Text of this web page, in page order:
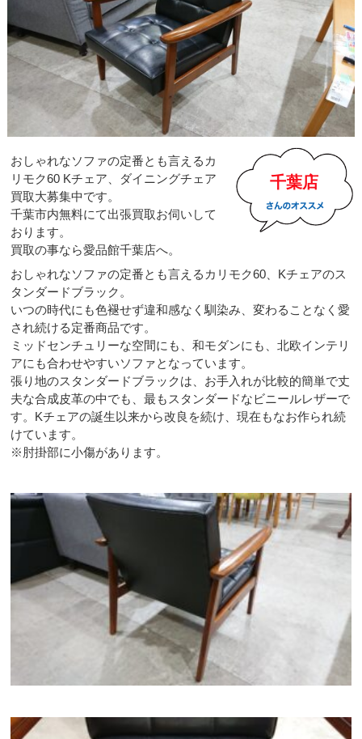
千葉店
おしゃれなソファの定番とも言えるカ
リモク60 Kチェア、ダイニングチェア
買取大募集中です。
千葉市内無料にて出張買取お伺いして
おります。
買取の事なら愛品館千葉店へ。
おしゃれなソファの定番とも言えるカリモク60、Kチェアのス
タンダードブラック。
いつの時代にも色褪せず違和感なく馴染み、変わることなく愛
され続ける定番商品です。
ミッドセンチュリーな空間にも、和モダンにも、北欧インテリ
アにも合わせやすいソファとなっています。
張り地のスタンダードブラックは、お手入れが比較的簡単で丈
夫な合成皮革の中でも、最もスタンダードなビニールレザーで
す。Kチェアの誕生以来から改良を続け、現在もなお作られ続
けています。
※肘掛部に小傷があります。